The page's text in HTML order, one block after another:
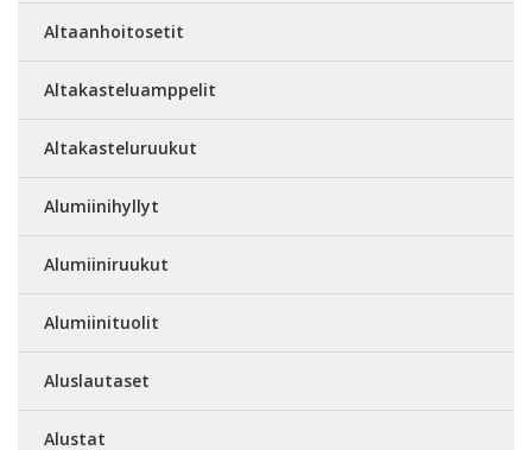
Altaanhoitosetit
Altakasteluamppelit
Altakasteluruukut
Alumiinihyllyt
Alumiiniruukut
Alumiinituolit
Aluslautaset
Alustat